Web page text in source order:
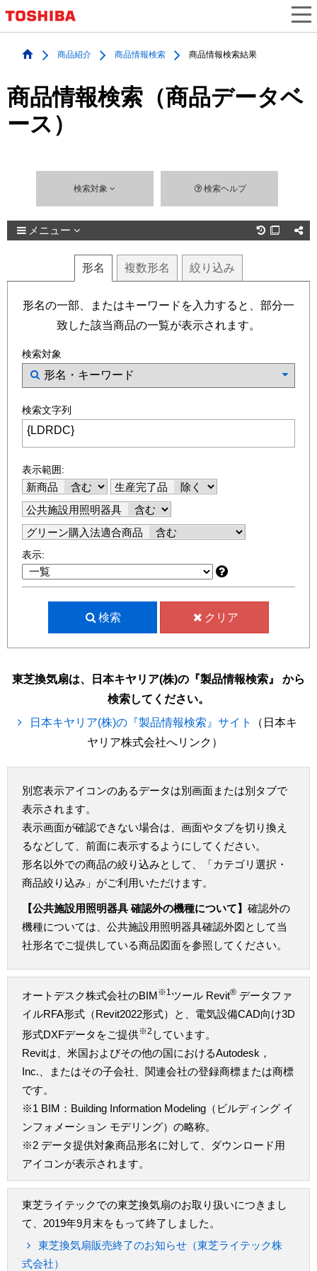
商品紹介 商品情報検索 商品情報検索結果
商品情報検索（商品データベ
ース）
検索対象 検索ヘルプ
メニュー 
形名 複数形名 絞り込み
形名の一部、またはキーワードを入力すると、部分一
致した該当商品の一覧が表示されます。
検索対象
検索文字列
表示範囲:
新商品
生産完了品
公共施設用照明器具
グリーン購入法適合商品
表示:
検索 クリア
東芝換気扇は、日本キヤリア(株)の『製品情報検索』 から
検索してください。
日本キヤリア(株)の『製品情報検索』サイト
（日本キ
ヤリア株式会社へリンク）
別窓表示アイコンのあるデータは別画面または別タブで
表示されます。
表示画面が確認できない場合は、画面やタブを切り換え
るなどして、前面に表示するようにしてください。
形名以外での商品の絞り込みとして、「カテゴリ選択・
商品絞り込み」がご利用いただけます。
【公共施設用照明器具 確認外の機種について】 確認外の
機種については、公共施設用照明器具確認外図として当
社形名でご提供している商品図面を参照してください。
オートデスク株式会社のBIM※1 ツール Revit® データファ
イルRFA形式（Revit2022形式）と、電気設備CAD向け3D
形式DXFデータをご提供※2 しています。
Revitは、米国およびその他の国におけるAutodesk，
Inc.、またはその子会社、関連会社の登録商標または商標
です。
※1 BIM：Building Information Modeling（ビルディング イ
ンフォメーション モデリング）の略称。
※2 データ提供対象商品形名に対して、ダウンロード用
アイコンが表示されます。
東芝ライテックでの東芝換気扇のお取り扱いにつきまし
て、2019年9月末をもって終了しました。
東芝換気扇販売終了のお知らせ（東芝ライテック株
式会社）